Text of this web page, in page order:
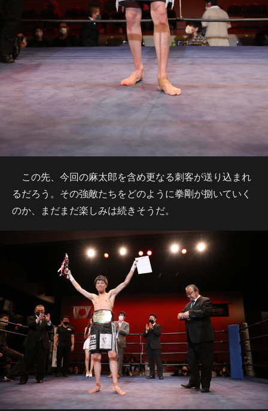
この先、今回の麻太郎を含め更なる刺客が送り込まれ
るだろう。その強敵たちをどのように拳剛が捌いていく
のか、まだまだ楽しみは続きそうだ。